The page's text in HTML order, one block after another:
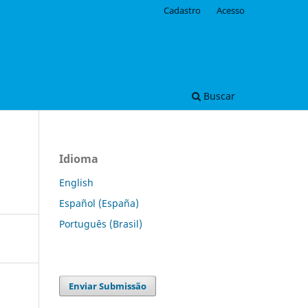
Buscar
Cadastro Acesso
Idioma
English
Español (España)
Português (Brasil)
Enviar Submissão